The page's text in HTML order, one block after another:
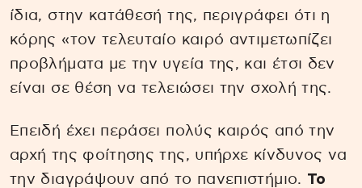
ίδια, στην κατάθεσή της, περιγράφει ότι η
κόρης «τον τελευταίο καιρό αντιμετωπίζει
προβλήματα με την υγεία της, και έτσι δεν
είναι σε θέση να τελειώσει την σχολή της.
Επειδή έχει περάσει πολύς καιρός από την
αρχή της φοίτησης της, υπήρχε κίνδυνος να
την διαγράψουν από το πανεπιστήμιο. Το